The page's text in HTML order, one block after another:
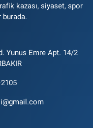
kazası, siyaset, spor
burada.
Yunus Emre Apt. 14/2